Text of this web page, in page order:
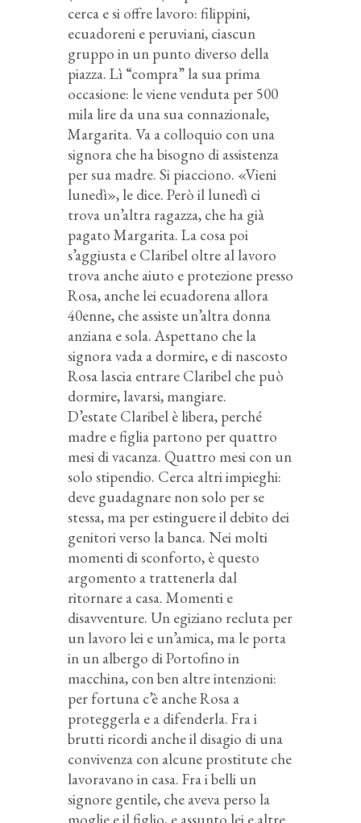
cerca e si offre lavoro: filippini,
ecuadoreni e peruviani, ciascun
gruppo in un punto diverso della
piazza. Lì “compra” la sua prima
occasione: le viene venduta per 500
mila lire da una sua connazionale,
Margarita. Va a colloquio con una
signora che ha bisogno di assistenza
per sua madre. Si piacciono. «Vieni
lunedì», le dice. Però il lunedì ci
trova un’altra ragazza, che ha già
pagato Margarita. La cosa poi
s’aggiusta e Claribel oltre al lavoro
trova anche aiuto e protezione presso
Rosa, anche lei ecuadorena allora
40enne, che assiste un’altra donna
anziana e sola. Aspettano che la
signora vada a dormire, e di nascosto
Rosa lascia entrare Claribel che può
dormire, lavarsi, mangiare.
D’estate Claribel è libera, perché
madre e figlia partono per quattro
mesi di vacanza. Quattro mesi con un
solo stipendio. Cerca altri impieghi:
deve guadagnare non solo per se
stessa, ma per estinguere il debito dei
genitori verso la banca. Nei molti
momenti di sconforto, è questo
argomento a trattenerla dal
ritornare a casa. Momenti e
disavventure. Un egiziano recluta per
un lavoro lei e un’amica, ma le porta
in un albergo di Portofino in
macchina, con ben altre intenzioni:
per fortuna c’è anche Rosa a
proteggerla e a difenderla. Fra i
brutti ricordi anche il disagio di una
convivenza con alcune prostitute che
lavoravano in casa. Fra i belli un
signore gentile, che aveva perso la
moglie e il figlio, e assunto lei e altre